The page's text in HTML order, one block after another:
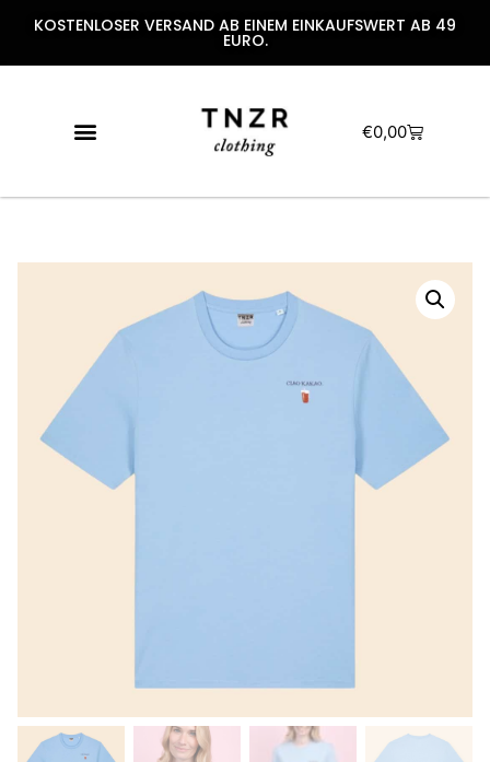
KOSTENLOSER VERSAND AB EINEM EINKAUFSWERT AB 49
EURO.
€0,00